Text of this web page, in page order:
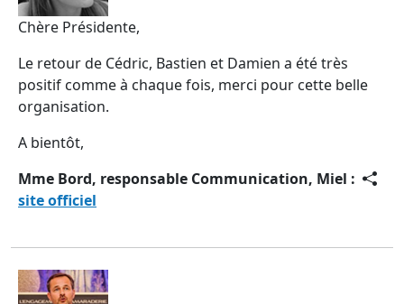
Chère Présidente,
Le retour de Cédric, Bastien et Damien a été très
positif comme à chaque fois, merci pour cette belle
organisation.
A bientôt,
Mme Bord, responsable Communication, Miel :
site officiel